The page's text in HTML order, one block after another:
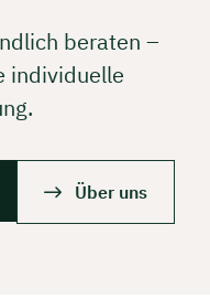
beraten –
individuelle
Über uns